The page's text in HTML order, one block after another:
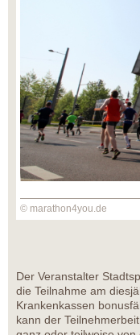
© marathon4you.de
Der Veranstalter
die Teilnahme am
Krankenkassen
kann der